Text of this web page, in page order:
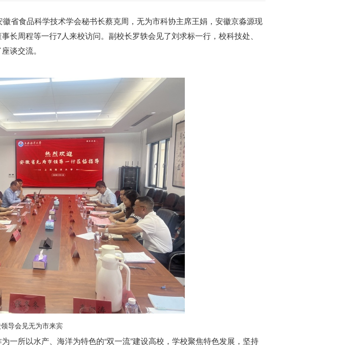
省食品科学技术学会秘书长蔡克周，无为市科协主席王娟，安徽京淼源现
周程等一行7人来校访问。副校长罗轶会见了刘求标一行，校科技处、
谈交流。
导会见无为市来宾
一所以水产、海洋为特色的“双一流”建设高校，学校聚焦特色发展，坚持